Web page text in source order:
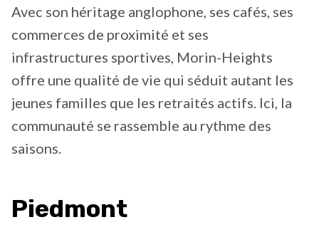
Avec son héritage anglophone, ses cafés, ses
commerces de proximité et ses
infrastructures sportives, Morin-Heights
offre une qualité de vie qui séduit autant les
jeunes familles que les retraités actifs. Ici, la
communauté se rassemble au rythme des
saisons.
Piedmont